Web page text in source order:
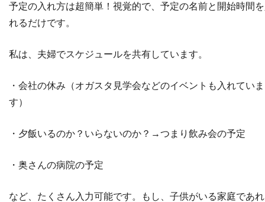
予定の入れ方は超簡単！視覚的で、予定の名前と開始時間
れるだけです。
私は、夫婦でスケジュールを共有しています。
・会社の休み（オガスタ見学会などのイベントも入れていま
す）
・夕飯いるのか？いらないのか？→つまり飲み会の予定
・奥さんの病院の予定
など、たくさん入力可能です。もし、子供がいる家庭であれ